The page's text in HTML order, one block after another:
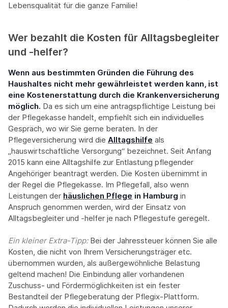
Lebensqualität für die ganze Familie!
Wer bezahlt die Kosten für Alltagsbegleiter
und -helfer?
Wenn aus bestimmten Gründen die Führung des
Haushaltes nicht mehr gewährleistet werden kann, ist
eine Kostenerstattung durch die Krankenversicherung
möglich. Da es sich um eine antragspflichtige Leistung bei
der Pflegekasse handelt, empfiehlt sich ein individuelles
Gespräch, wo wir Sie gerne beraten. In der
Pflegeversicherung wird die Alltagshilfe als
„hauswirtschaftliche Versorgung“ bezeichnet. Seit Anfang
2015 kann eine Alltagshilfe zur Entlastung pflegender
Angehöriger beantragt werden. Die Kosten übernimmt in
der Regel die Pflegekasse. Im Pflegefall, also wenn
Leistungen der häuslichen Pflege in Hamburg in
Anspruch genommen werden, wird der Einsatz von
Alltagsbegleiter und -helfer je nach Pflegestufe geregelt.
Ein kleiner Extra-Tipp:‍ Bei der Jahressteuer können Sie alle
Kosten, die nicht von Ihrem Versicherungsträger etc.
übernommen wurden, als außergewöhnliche Belastung
geltend machen! Die Einbindung aller vorhandenen
Zuschuss- und Fördermöglichkeiten ist ein fester
Bestandteil der Pflegeberatung der Pflegix-Plattform.